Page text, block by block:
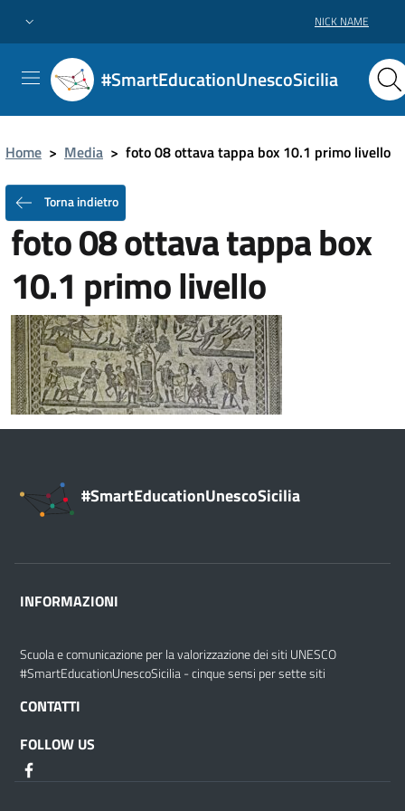
NICK NAME
#SmartEducationUnescoSicilia
Home > Media > foto 08 ottava tappa box 10.1 primo livello
Torna indietro
foto 08 ottava tappa box
10.1 primo livello
#SmartEducationUnescoSicilia
INFORMAZIONI
Scuola e comunicazione per la valorizzazione dei siti UNESCO
#SmartEducationUnescoSicilia - cinque sensi per sette siti
CONTATTI
FOLLOW US